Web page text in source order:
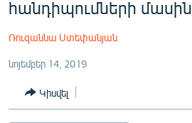
Որոնում
հանդիպումների մասին
Ռուզաննա Ստեփանյան
նոյեմբեր 14, 2019
Կիսվել